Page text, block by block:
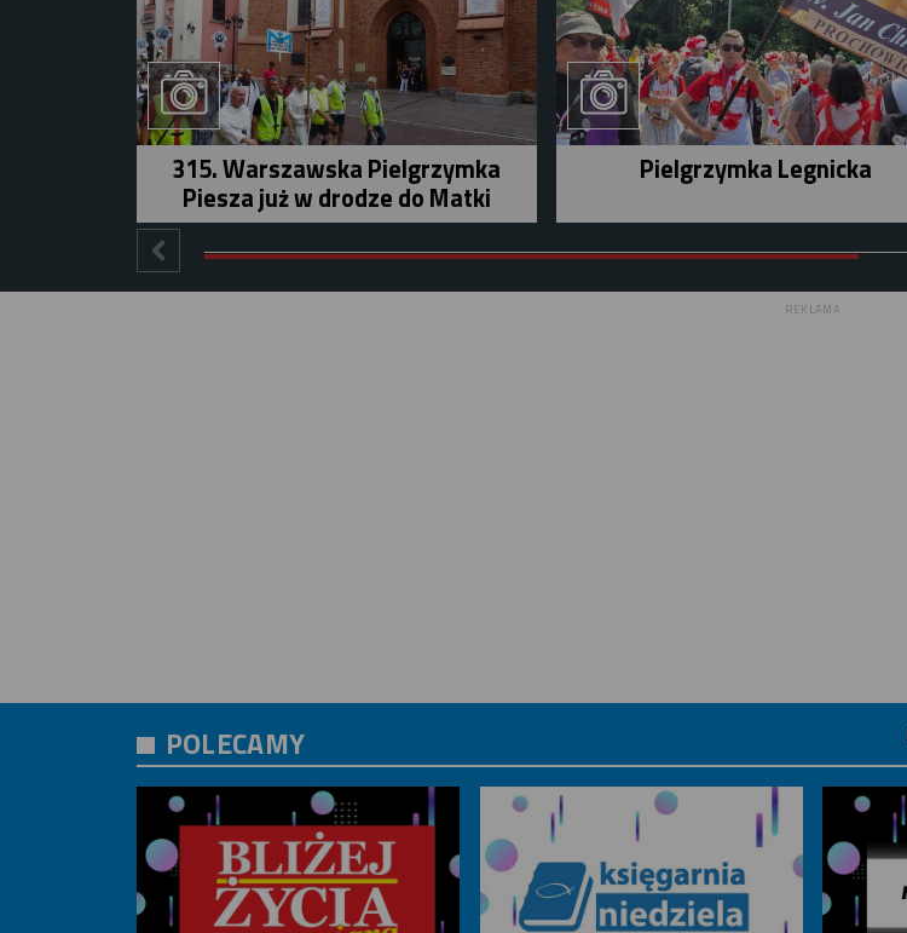
315. Warszawska Pielgrzymka
Piesza już w drodze do Matki
Pielgrzymka Legnicka
REKLAMA
POLECAMY